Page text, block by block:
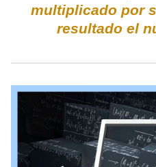
multiplicado por
resultado el